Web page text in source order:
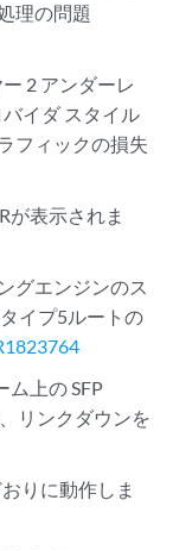
理の問題
2 アンダーレ
イダ スタイル
フィックの損失
が表示されま
グエンジンのス
イプ5ルートの
ム上の SFP
リンクダウンを
りに動作しま